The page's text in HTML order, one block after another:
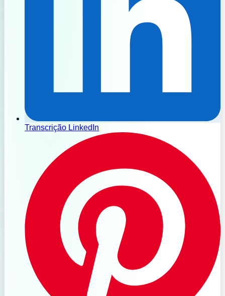
Transcrição LinkedIn